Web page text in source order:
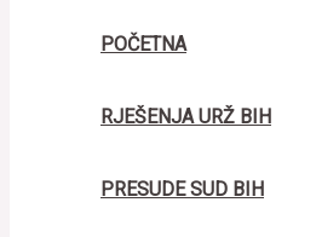
POČETNA
RJEŠENJA URŽ BIH
PRESUDE SUD BIH